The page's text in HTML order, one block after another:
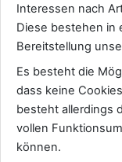
Interessen nach
Diese bestehen in
Bereitstellung
Es besteht die
dass keine
besteht allerdings
vollen
können.